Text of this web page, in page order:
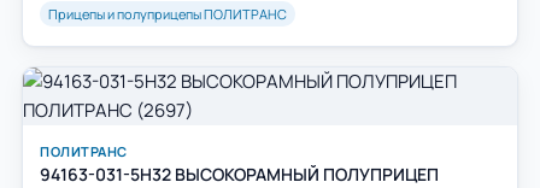
Прицепы и полуприцепы ПОЛИТРАНС
ПОЛИТРАНС
94163-031-5H32 ВЫСОКОРАМНЫЙ ПОЛУПРИЦЕП